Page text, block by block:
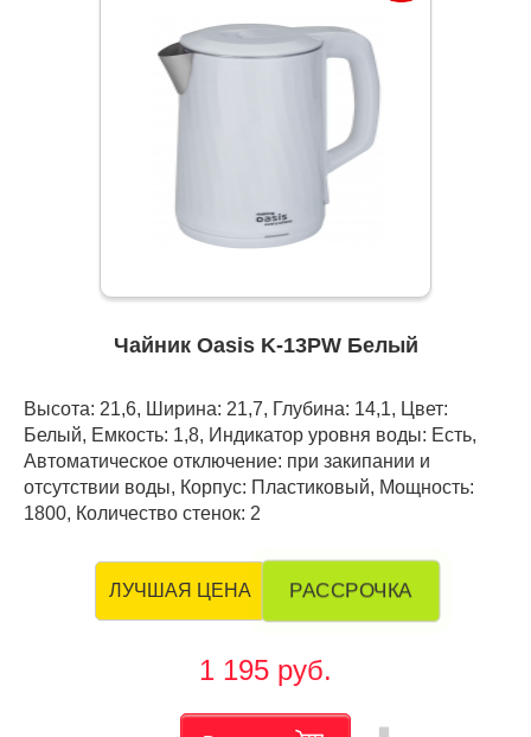
Чайник Oasis K-13PW Белый
Высота: 21,6, Ширина: 21,7, Глубина: 14,1, Цвет:
Белый, Емкость: 1,8, Индикатор уровня воды: Есть,
Автоматическое отключение: при закипании и
отсутствии воды, Корпус: Пластиковый, Мощность:
1800, Количество стенок: 2
ЛУЧШАЯ ЦЕНА РАССРОЧКА
1 195 руб.